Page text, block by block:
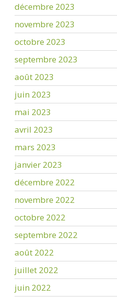
décembre 2023
novembre 2023
octobre 2023
septembre 2023
août 2023
juin 2023
mai 2023
avril 2023
mars 2023
janvier 2023
décembre 2022
novembre 2022
octobre 2022
septembre 2022
août 2022
juillet 2022
juin 2022